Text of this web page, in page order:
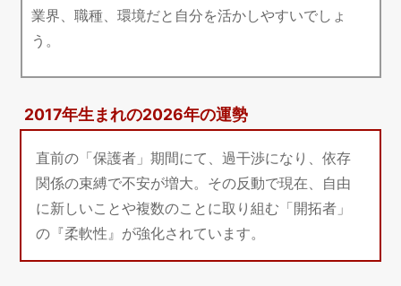
業界、職種、環境だと自分を活かしやすいでしょ
う。
2017年生まれの2026年の運勢
直前の「保護者」期間にて、過干渉になり、依存
関係の束縛で不安が増大。その反動で現在、自由
に新しいことや複数のことに取り組む「開拓者」
の『柔軟性』が強化されています。